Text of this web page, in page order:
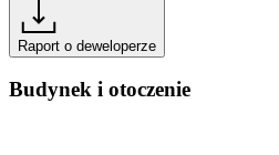
Raport o deweloperze
Budynek i otoczenie